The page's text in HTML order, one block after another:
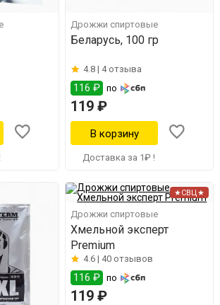
Дрожжи спиртовые
Беларусь, 100 гр
4.8 | 4 отзыва
116 ₽ по
119 ₽
Доставка за 1₽ !
★СВЦ★
Дрожжи спиртовые
Хмельной эксперт
Premium
4.6 | 40 отзывов
116 ₽ по
119 ₽